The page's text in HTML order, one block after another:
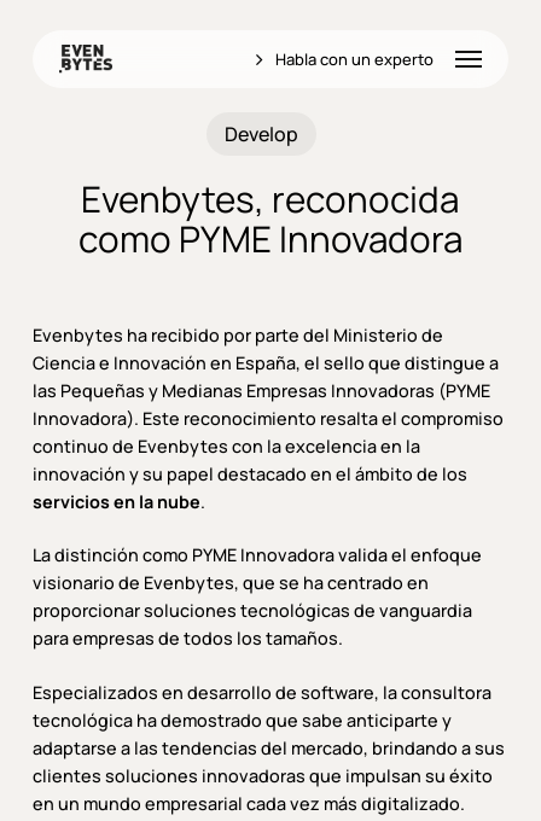
Habla con un experto Menu
Develop
Evenbytes, reconocida
como PYME Innovadora
Evenbytes ha recibido por parte del Ministerio de
Ciencia e Innovación en España, el sello que distingue a
las Pequeñas y Medianas Empresas Innovadoras (PYME
Innovadora). Este reconocimiento resalta el compromiso
continuo de Evenbytes con la excelencia en la
innovación y su papel destacado en el ámbito de los
servicios en la nube.
La distinción como PYME Innovadora valida el enfoque
visionario de Evenbytes, que se ha centrado en
proporcionar soluciones tecnológicas de vanguardia
para empresas de todos los tamaños.
Especializados en desarrollo de software, la consultora
tecnológica ha demostrado que sabe anticiparte y
adaptarse a las tendencias del mercado, brindando a sus
clientes soluciones innovadoras que impulsan su éxito
en un mundo empresarial cada vez más digitalizado.